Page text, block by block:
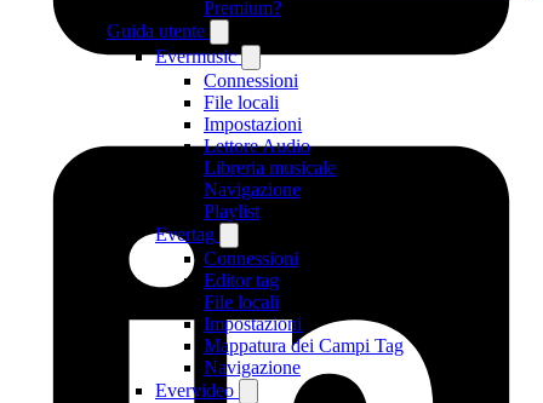
Premium?
Guida utente
Evermusic
Connessioni
File locali
Impostazioni
Lettore Audio
Libreria musicale
Navigazione
Playlist
Evertag
Connessioni
Editor tag
File locali
Impostazioni
Mappatura dei Campi Tag
Navigazione
Evervideo